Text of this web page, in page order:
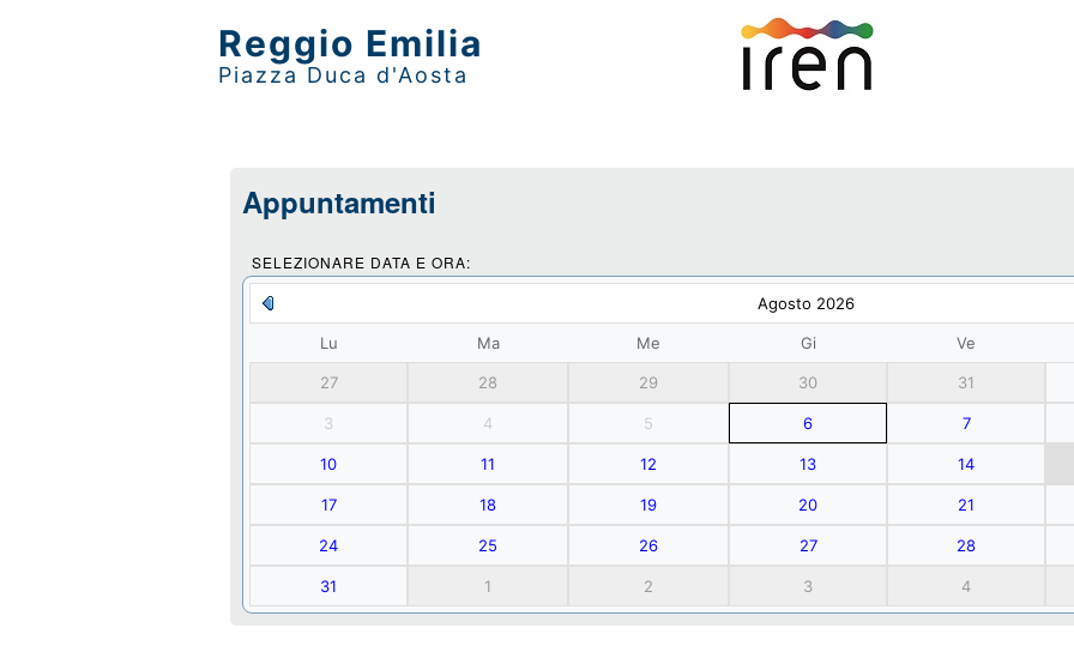
Reggio Emilia
Piazza Duca d'Aosta
Appuntamenti
SELEZIONARE DATA E ORA:
Agosto 2026
Lu Ma Me Gi Ve
27 28 29 30 31
3 4 5 6 7
10 11 12 13 14
17 18 19 20 21
24 25 26 27 28
31 1 2 3 4